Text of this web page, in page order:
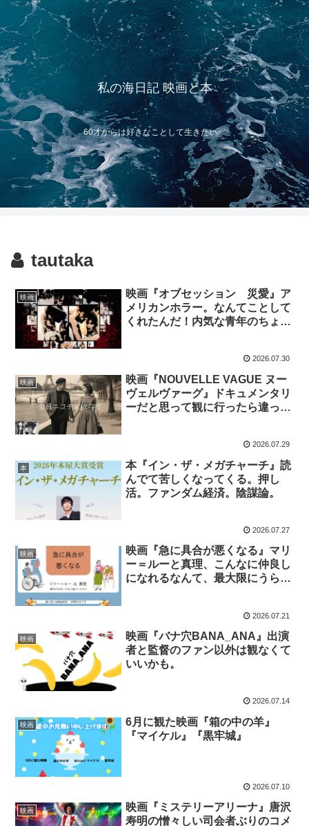
私の海日記 映画と本
60才からは好きなことして生きたい
tautaka
映画
映画『オブセッション 災愛』ア
メリカンホラー。なんてことして
くれたんだ！内気な青年のちょっ
2026.07.30
映画
映画『NOUVELLE VAGUE ヌー
ヴェルヴァーグ』ドキュメンタリ
ーだと思って観に行ったら違って
出来たという、すごい話し。2026.07.29
本
本『イン・ザ・メガチャーチ』読
んでて苦しくなってくる。押し
活。ファンダム経済。陰謀論。
2026.07.27
映画
映画『急に具合が悪くなる』マリ
ー＝ルーと真理、こんなに仲良し
になれるなんて、最大限にうらや
2026.07.21
映画
映画『バナ穴BANA_ANA』出演
者と監督のファン以外は観なくて
いいかも。
2026.07.14
映画
6月に観た映画『箱の中の羊』
『マイケル』『黒牢城』
2026.07.10
映画
映画『ミステリーアリーナ』唐沢
寿明の憎々しい司会者ぶりのコメ